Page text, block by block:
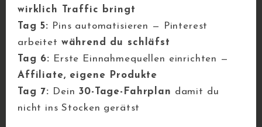
Dieser Inhalt ist passwortgeschützt.
Bitte gib unten das Passwort ein, um
ihn anzeigen zu können. Passwort:[...]
read more
wirklich Traffic bringt
Tag 5: Pins automatisieren — Pinterest
arbeitet während du schläfst
Tag 6: Erste Einnahmequellen einrichten —
Affiliate, eigene Produkte
Tag 7: Dein 30-Tage-Fahrplan damit du
nicht ins Stocken gerätst